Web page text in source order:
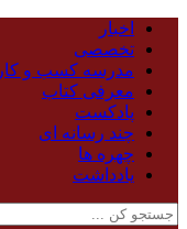
اخبار
تخصصی
مدرسه کسب و کار
معرفی کتاب
پادکست
چند رسانه ای
چهره ها
یادداشت